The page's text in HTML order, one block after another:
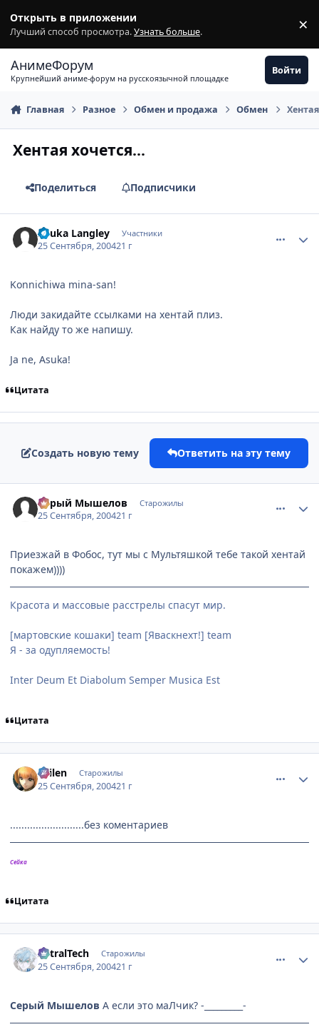
Открыть в приложении
Лучший способ просмотра.Узнать больше. ×
АнимеФорум
Крупнейший аниме-форум на русскоязычной площадке
Войти
Главная Разное Обмен и продажа Обмен
Хентая хочется...
Поделиться Подписчики
Asuka Langley Участники
25 Сентября, 200421 г
Konnichiwa mina-san!
Люди закидайте ссылками на хентай плиз.
Как найду то же напишу.
Ja ne, Asuka!
Цитата
Создать новую тему Ответить на эту тему
Серый Мышелов Старожилы
25 Сентября, 200421 г
Приезжай в Фобос, тут мы с Мультяшкой тебе такой хентай
покажем))))
Красота и массовые расстрелы спасут мир.
[мартовские кошаки] team [Яваскнехт!] team
Я - за одупляемость!
Inter Deum Et Diabolum Semper Musica Est
Цитата
Sailen Старожилы
25 Сентября, 200421 г
..........................без коментариев
Сейка
Цитата
AstralTech Старожилы
25 Сентября, 200421 г
Серый Мышелов А если это маЛчик? -_________-